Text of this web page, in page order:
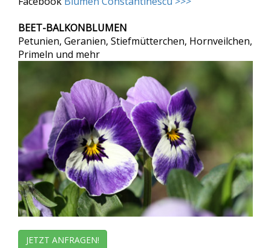
BEET-BALKONBLUMEN
Petunien, Geranien, Stiefmütterchen, Hornveilchen,
Primeln und mehr
JETZT ANFRAGEN!